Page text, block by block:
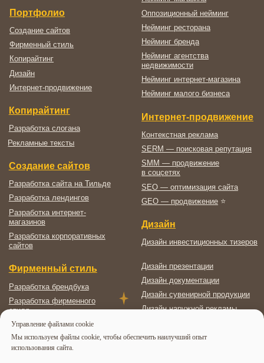
Управление файлами cookie
Мы используем файлы cookie, чтобы обеспечить наилучший опыт
использования сайта.